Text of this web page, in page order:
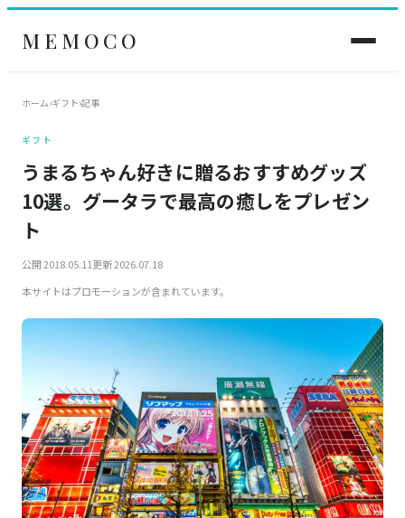
MEMOCO
ホーム›ギフト›記事
ギフト
うまるちゃん好きに贈るおすすめグッズ
10選。グータラで最高の癒しをプレゼン
ト
公開 2018.05.11更新 2026.07.18
本サイトはプロモーションが含まれています。